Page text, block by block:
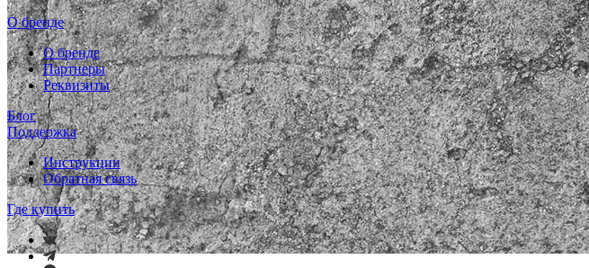
О бренде
О бренде
Партнеры
Реквизиты
Блог
Поддержка
Инструкции
Обратная связь
Где купить